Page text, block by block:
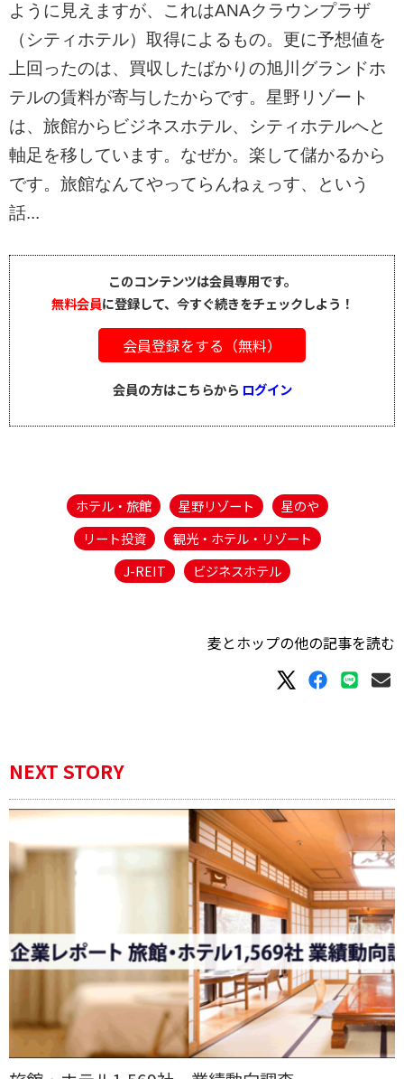
ように見えますが、これはANAクラウンプラザ
（シティホテル）取得によるもの。更に予想値を
上回ったのは、買収したばかりの旭川グランドホ
テルの賃料が寄与したからです。星野リゾート
は、旅館からビジネスホテル、シティホテルへと
軸足を移しています。なぜか。楽して儲かるから
です。旅館なんてやってらんねぇっす、という
話...
このコンテンツは会員専用です。
無料会員に登録して、今すぐ続きをチェックしよう！
会員登録をする（無料）
会員の方はこちらから ログイン
ホテル・旅館 星野リゾート
星のや
リート投資
観光・ホテル・リゾート
J-REIT
ビジネスホテル
麦とホップの他の記事を読む
NEXT STORY